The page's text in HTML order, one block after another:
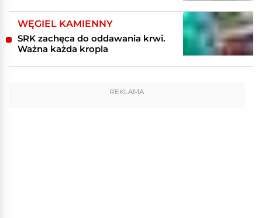
WĘGIEL KAMIENNY
SRK zachęca do oddawania krwi.
Ważna każda kropla
REKLAMA